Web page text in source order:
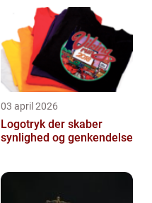
03 april 2026
Logotryk der skaber
synlighed og genkendelse